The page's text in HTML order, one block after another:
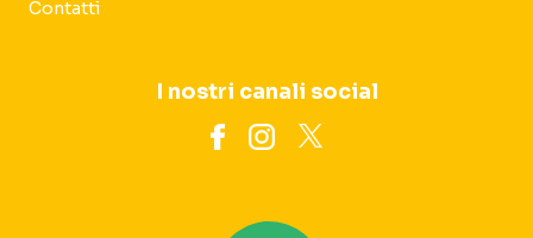
Contatti
I nostri canali social